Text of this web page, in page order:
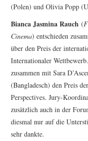
(Polen) und Olivia Popp
Bianca Jasmina Rauch(
Cinema) entschieden
über den Preis der
Internationaler
zusammen mit Sara
(Bangladesch) den Preis
Perspectives. Jury-
zusätzlich auch in der
diesmal nur auf die
sehr dankte.